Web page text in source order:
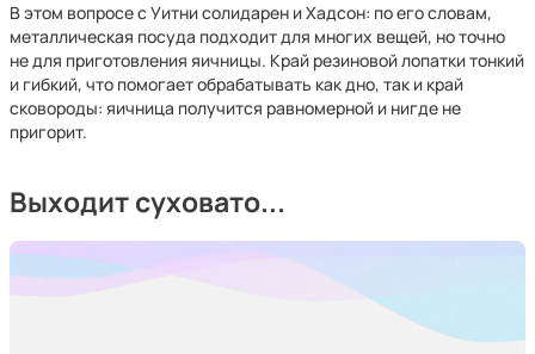
В этом вопросе с Уитни солидарен и Хадсон: по его словам,
металлическая посуда подходит для многих вещей, но точно
не для приготовления яичницы. Край резиновой лопатки тонкий
и гибкий, что помогает обрабатывать как дно, так и край
сковороды: яичница получится равномерной и нигде не
пригорит.
Выходит суховато...